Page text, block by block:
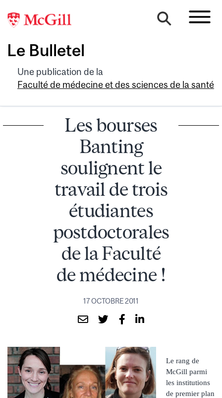
Le Bulletel
Une publication de la
Faculté de médecine et des sciences de la santé
Les bourses
Banting
soulignent le
travail de trois
étudiantes
postdoctorales
de la Faculté
de médecine !
17 OCTOBRE 2011
Le rang de
McGill parmi
les institutions
de premier plan